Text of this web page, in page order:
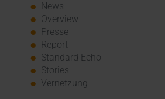
News
Overview
Presse
Report
Standard Echo
Stories
Vernetzung